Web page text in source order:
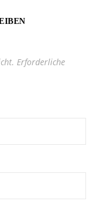
Erforderliche